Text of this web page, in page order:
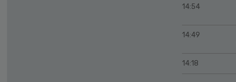
14:54
14:49
14:18